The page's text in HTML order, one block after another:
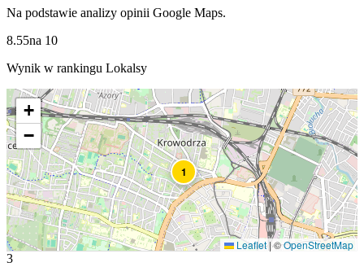
Na podstawie analizy opinii Google Maps.
8.55na 10
Wynik w rankingu Lokalsy
1
+
−
Leaflet |©OpenStreetMap
3